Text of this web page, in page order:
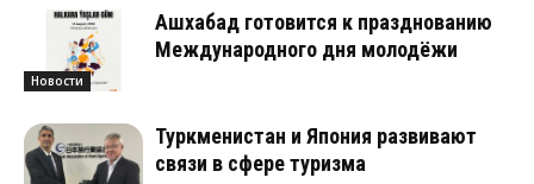
Новости
Ашхабад готовится к празднованию
Международного дня молодёжи
Туркменистан и Япония развивают
связи в сфере туризма